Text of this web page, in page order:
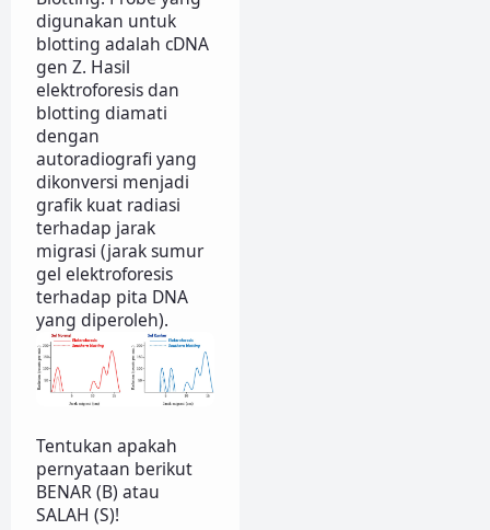
digunakan untuk
blotting adalah cDNA
gen Z. Hasil
elektroforesis dan
blotting diamati
dengan
autoradiografi yang
dikonversi menjadi
grafik kuat radiasi
terhadap jarak
migrasi (jarak sumur
gel elektroforesis
terhadap pita DNA
yang diperoleh).
Tentukan apakah
pernyataan berikut
BENAR (B) atau
SALAH (S)!